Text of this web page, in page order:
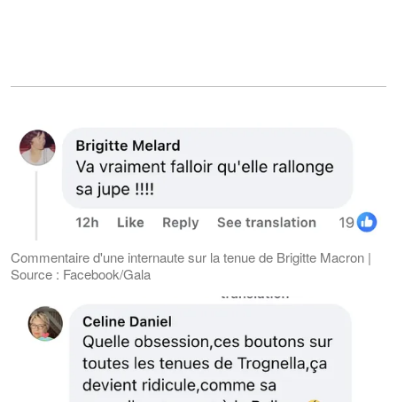
Commentaire d'une internaute sur la tenue de Brigitte Macron |
Source : Facebook/Gala